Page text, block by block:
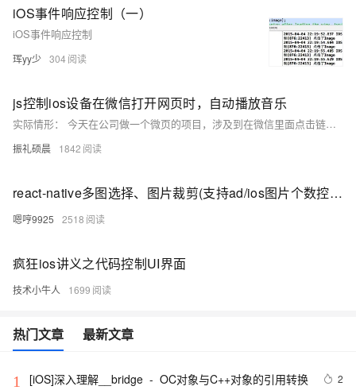
iOS事件响应控制（一）
iOS事件响应控制
珲yy少 304
js控制ios设备在微信打开网页时，自动播放音乐
实际情形： 今天在公司做一个微页的项目，涉及到在微信里面点击链接或者是扫描二维码，打开链接的时候，自动播放音乐。 这个功能是非常简单的，直接在HTML页面插入如下代码即可。
振礼硕晨 1842
react-native多图选择、图片裁剪(支持ad/ios图片个数控制)
嗯哼9925 2518
疯狂ios讲义之代码控制UI界面
技术小牛人 1699
热门文章 最新文章
1 [iOS]深入理解__bridge  -  OC对象与C++对象的引用转换 2